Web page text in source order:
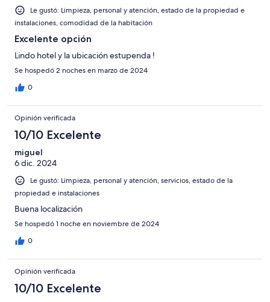
Le gustó: Limpieza, personal y atención, estado de la propiedad e
instalaciones, comodidad de la habitación
Excelente opción
Lindo hotel y la ubicación estupenda !
Se hospedó 2 noches en marzo de 2024
0
Opinión verificada
10/10 Excelente
miguel
6 dic. 2024
Le gustó: Limpieza, personal y atención, servicios, estado de la
propiedad e instalaciones
Buena localización
Se hospedó 1 noche en noviembre de 2024
0
Opinión verificada
10/10 Excelente